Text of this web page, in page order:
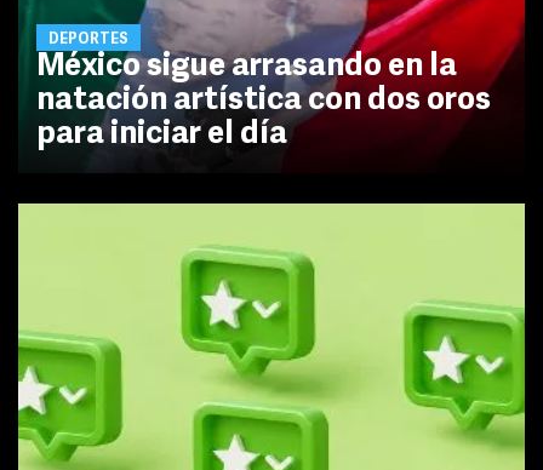
DEPORTES
México sigue arrasando en la
natación artística con dos oros
para iniciar el día